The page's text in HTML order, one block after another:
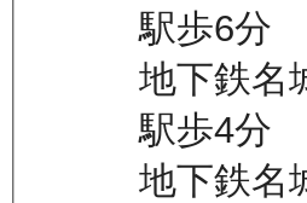
駅歩6分
地下鉄名
駅歩4分
地下鉄名